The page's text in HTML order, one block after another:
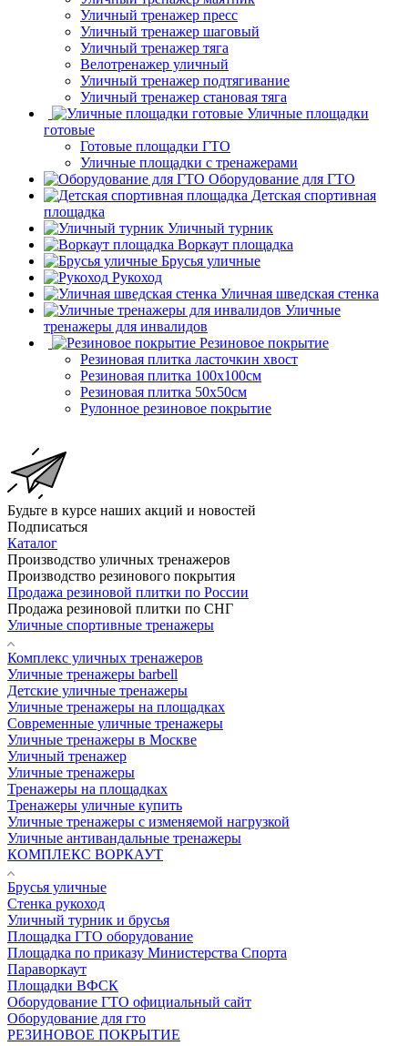
Уличный тренажер пресс
Уличный тренажер шаговый
Уличный тренажер тяга
Велотренажер уличный
Уличный тренажер подтягивание
Уличный тренажер становая тяга
Уличные площадки
готовые
Готовые площадки ГТО
Уличные площадки с тренажерами
Оборудование для ГТО
Детская спортивная
площадка
Уличный турник
Воркаут площадка
Брусья уличные
Рукоход
Уличная шведская стенка
Уличные
тренажеры для инвалидов
Резиновое покрытие
Резиновая плитка ласточкин хвост
Резиновая плитка 100х100см
Резиновая плитка 50х50см
Рулонное резиновое покрытие
Будьте в курсе наших акций и новостей
Подписаться
Каталог
Производство уличных тренажеров
Производство резинового покрытия
Продажа резиновой плитки по России
Продажа резиновой плитки по СНГ
Уличные спортивные тренажеры
Комплекс уличных тренажеров
Уличные тренажеры barbell
Детские уличные тренажеры
Уличные тренажеры на площадках
Современные уличные тренажеры
Уличные тренажеры в Москве
Уличный тренажер
Уличные тренажеры
Тренажеры на площадках
Тренажеры уличные купить
Уличные тренажеры с изменяемой нагрузкой
Уличные антивандальные тренажеры
КОМПЛЕКС ВОРКАУТ
Брусья уличные
Стенка рукоход
Уличный турник и брусья
Площадка ГТО оборудование
Площадка по приказу Министерства Спорта
Параворкаут
Площадки ВФСК
Оборудование ГТО официальный сайт
Оборудование для гто
РЕЗИНОВОЕ ПОКРЫТИЕ